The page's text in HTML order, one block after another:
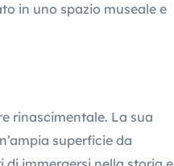
in uno spazio museale e
rinascimentale. La sua
superficie da